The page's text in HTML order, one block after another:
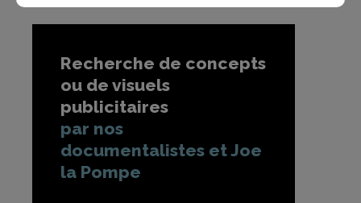
Recherche de concepts
ou de visuels
publicitaires
par nos
documentalistes et Joe
la Pompe